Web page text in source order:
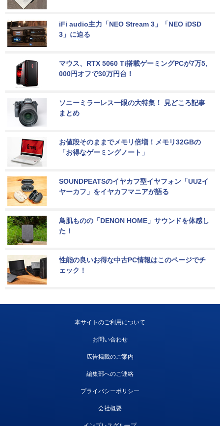
iFi audio主力「NEO Stream 3」「NEO iDSD
3」に迫る
マウス、RTX 5060 Ti搭載ゲーミングPCが7万5,
000円オフで30万円台！
ソニーミラーレス一眼の大特集！ 見どころ記事
まとめ
お値段そのままでメモリ倍増！メモリ32GBの
「お得なゲーミングノート」
SOUNDPEATSのイヤカフ型イヤフォン「UU2イ
ヤーカフ」をイヤカフマニアが語る
鳥肌ものの「DENON HOME」サウンドを体感し
た！
性能の良いお得な中古PC情報はこのページでチ
ェック！
本サイトのご利用について
お問い合わせ
広告掲載のご案内
編集部へのご連絡
プライバシーポリシー
会社概要